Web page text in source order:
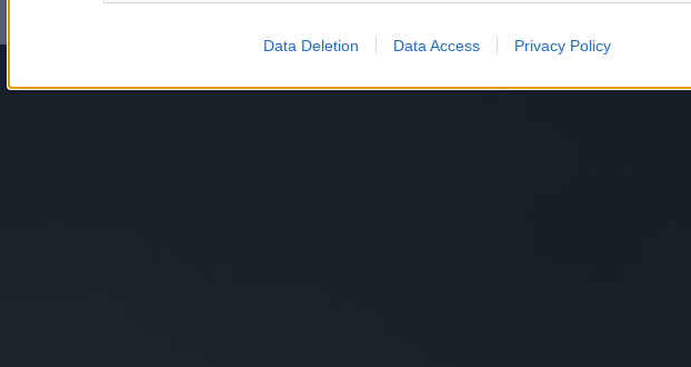
Data Deletion Data Access Privacy Policy